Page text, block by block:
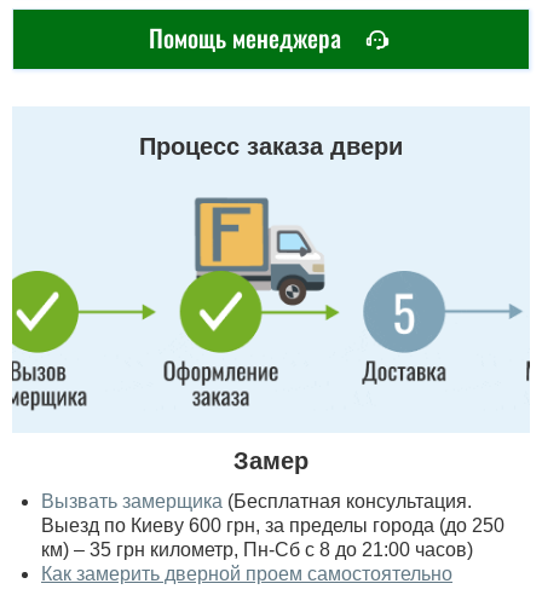
Помощь менеджера
Процесс заказа двери
Замер
Вызвать замерщика (Бесплатная консультация.
Выезд по Киеву 600 грн, за пределы города (до 250
км) – 35 грн километр, Пн-Сб с 8 до 21:00 часов)
Как замерить дверной проем самостоятельно